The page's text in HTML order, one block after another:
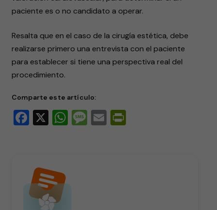
paciente es o no candidato a operar.
Resalta que en el caso de la cirugía estética, debe
realizarse primero una entrevista con el paciente
para establecer si tiene una perspectiva real del
procedimiento.
Comparte este artículo:
Facebook
X WhatsApp
Message
Email